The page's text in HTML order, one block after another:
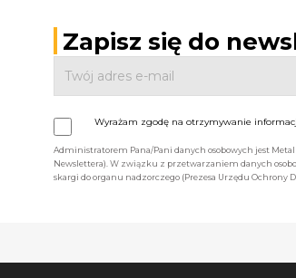
Zapisz się do
Wyrażam zgodę na otrzymywanie
Administratorem Pana/Pani danych osobowych jest
Newslettera). W związku z przetwarzaniem danych
skargi do organu nadzorczego (Prezesa Urzędu Ochrony